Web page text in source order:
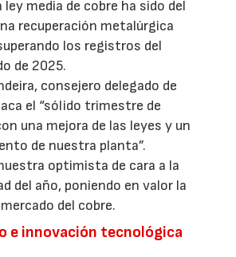
media de cobre ha sido del
recuperación metalúrgica
los registros del
de 2025.
consejero delegado de
el “sólido trimestre de
una mejora de las leyes y un
de nuestra planta”.
optimista de cara a la
del año, poniendo en valor la
del cobre.
e innovación tecnológica